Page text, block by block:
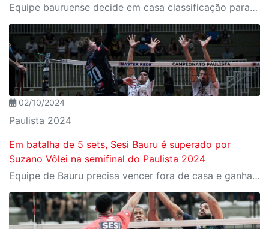
Equipe bauruense decide em casa classificação para a final do estadual
02/10/2024
Paulista 2024
Em batalha de 5 sets, Sesi Bauru é superado por
Suzano Vôlei na semifinal do Paulista 2024
Equipe de Bauru precisa vencer fora de casa e ganhar o golden set para classificar para a final estadual